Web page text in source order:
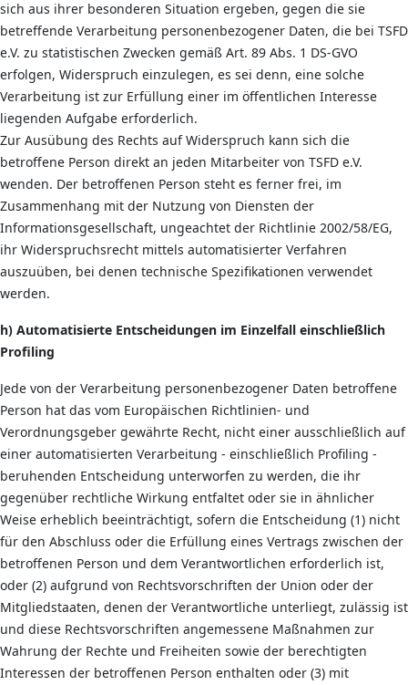
sich aus ihrer besonderen Situation ergeben, gegen die sie
betreffende Verarbeitung personenbezogener Daten, die bei TSFD
e.V. zu statistischen Zwecken gemäß Art. 89 Abs. 1 DS-GVO
erfolgen, Widerspruch einzulegen, es sei denn, eine solche
Verarbeitung ist zur Erfüllung einer im öffentlichen Interesse
liegenden Aufgabe erforderlich.
Zur Ausübung des Rechts auf Widerspruch kann sich die
betroffene Person direkt an jeden Mitarbeiter von TSFD e.V.
wenden. Der betroffenen Person steht es ferner frei, im
Zusammenhang mit der Nutzung von Diensten der
Informationsgesellschaft, ungeachtet der Richtlinie 2002/58/EG,
ihr Widerspruchsrecht mittels automatisierter Verfahren
auszuüben, bei denen technische Spezifikationen verwendet
werden.
h) Automatisierte Entscheidungen im Einzelfall einschließlich
Profiling
Jede von der Verarbeitung personenbezogener Daten betroffene
Person hat das vom Europäischen Richtlinien- und
Verordnungsgeber gewährte Recht, nicht einer ausschließlich auf
einer automatisierten Verarbeitung - einschließlich Profiling -
beruhenden Entscheidung unterworfen zu werden, die ihr
gegenüber rechtliche Wirkung entfaltet oder sie in ähnlicher
Weise erheblich beeinträchtigt, sofern die Entscheidung (1) nicht
für den Abschluss oder die Erfüllung eines Vertrags zwischen der
betroffenen Person und dem Verantwortlichen erforderlich ist,
oder (2) aufgrund von Rechtsvorschriften der Union oder der
Mitgliedstaaten, denen der Verantwortliche unterliegt, zulässig ist
und diese Rechtsvorschriften angemessene Maßnahmen zur
Wahrung der Rechte und Freiheiten sowie der berechtigten
Interessen der betroffenen Person enthalten oder (3) mit